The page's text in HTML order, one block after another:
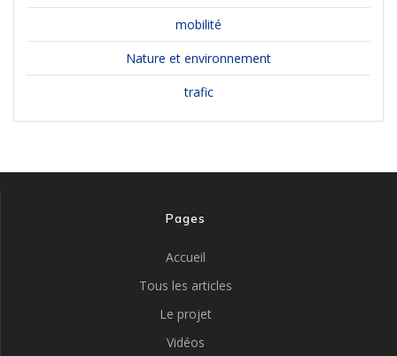
mobilité
Nature et environnement
trafic
Pages
Accueil
Tous les articles
Le projet
Vidéos